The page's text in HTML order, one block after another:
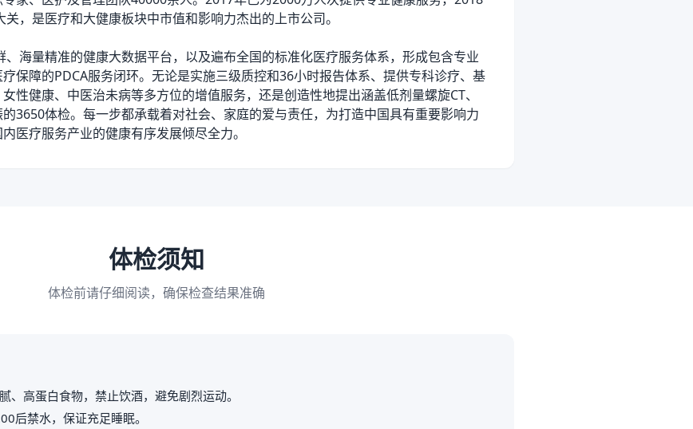
，是医疗和大健康板块中市值和影响力杰出的上市公司。
海量精准的健康大数据平台，以及遍布全国的标准化医疗服务体系，形成包含专业
保障的PDCA服务闭环。无论是实施三级质控和36小时报告体系、提供专科诊疗、基
性健康、中医治未病等多方位的增值服务，还是创造性地提出涵盖低剂量螺旋CT、
3650体检。每一步都承载着对社会、家庭的爱与责任，为打造中国具有重要影响力
医疗服务产业的健康有序发展倾尽全力。
体检须知
体检前请仔细阅读，确保检查结果准确
、高蛋白食物，禁止饮酒，避免剧烈运动。
后禁水，保证充足睡眠。